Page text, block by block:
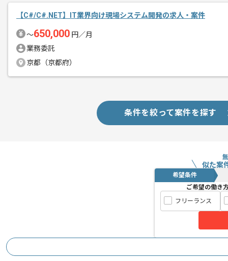
【C#/C#.NET】IT業界向け現場システム開発の求人・案件
〜650,000 円／月
業務委託
京都（京都府）
条件を絞って案件を探す
似た案
希望条件
ご希望の働き
フリーランス